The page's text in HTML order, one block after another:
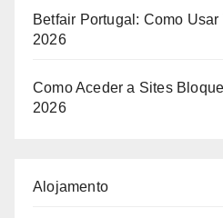
Betfair Portugal: Como
2026
Como Aceder a Sites
2026
Alojamento